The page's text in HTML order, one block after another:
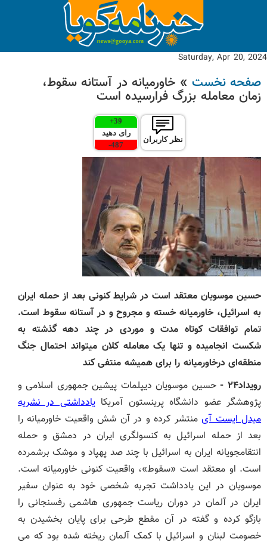
Saturday, Apr 20, 2024
صفحه نخست » خاورمیانه در آستانه سقوط،
زمان معامله بزرگ فرارسیده است
نظر کاربران
39
+
رای دهید
487
-
حسین موسویان معتقد است در شرایط کنونی بعد از حمله ایران
به اسرائیل، خاورمیانه خسته و مجروح و در آستانه سقوط است.
تمام توافقات کوتاه مدت و موردی در چند دهه گذشته به
شکست انجامیده و تنها یک معامله کلان میتواند احتمال جنگ
منطقه‌ای درخاورمیانه را برای همیشه منتفی کند
رویداد۲۴
- حسین موسویان دیپلمات پیشین جمهوری اسلامی و
پژوهشگر عضو دانشگاه پرینستون آمریکایادداشتی در نشریه
میدل ایست آیمنتشر کرده و در آن شش واقعیت خاورمیانه را
بعد از حمله اسرائیل به کنسولگری ایران در دمشق و حمله
انتقامجویانه ایران به اسرائیل با چند صد پهپاد و موشک برشمرده
است. او معتقد است «سقوط»، واقعیت کنونی خاورمیانه است.
موسویان در این یادداشت تجربه شخصی خود به عنوان سفیر
ایران در آلمان در دوران ریاست جمهوری هاشمی رفسنجانی را
بازگو کرده و گفته در آن مقطع طرحی برای پایان بخشیدن به
خصومت لبنان و اسرائیل با کمک آلمان ریخته شده بود که می